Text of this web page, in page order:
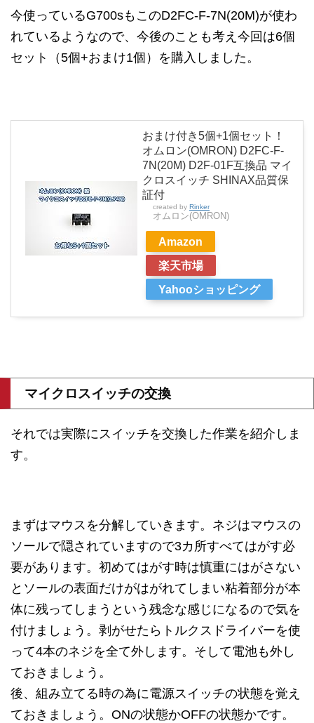
今使っているG700sもこのD2FC-F-7N(20M)が使わ
れているようなので、今後のことも考え今回は6個
セット（5個+おまけ1個）を購入しました。
おまけ付き5個+1個セット！
オムロン(OMRON) D2FC-F-
7N(20M) D2F-01F互換品 マイ
クロスイッチ SHINAX品質保
証付
created by Rinker
オムロン(OMRON)
Amazon
楽天市場
Yahooショッピング
マイクロスイッチの交換
それでは実際にスイッチを交換した作業を紹介しま
す。
まずはマウスを分解していきます。ネジはマウスの
ソールで隠されていますので3カ所すべてはがす必
要があります。初めてはがす時は慎重にはがさない
とソールの表面だけがはがれてしまい粘着部分が本
体に残ってしまうという残念な感じになるので気を
付けましょう。剥がせたらトルクスドライバーを使
って4本のネジを全て外します。そして電池も外し
ておきましょう。
後、組み立てる時の為に電源スイッチの状態を覚え
ておきましょう。ONの状態かOFFの状態かです。